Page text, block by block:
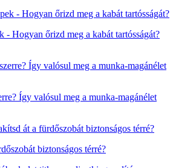
- Hogyan őrizd meg a kabát tartósságát?
Így valósul meg a munka-magánélet
biztonságos térré?